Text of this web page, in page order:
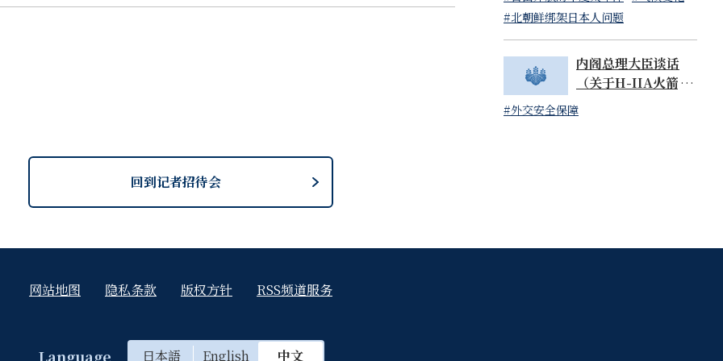
經逐一回應了不可推遲的問題。我們將把積累的成果具體化，讓國民感受到成
读）
#北朝鲜绑架日本人问题
内阁总理大臣谈话
（关于H-IIA火箭48
号机的成功发射）
#外交安全保障
回到记者招待会
网站地图 隐私条款 版权方针 RSS频道服务
Language 日本語 English 中文